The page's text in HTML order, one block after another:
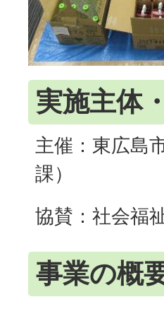
実施主体
主催：東広島
課）
協賛：社会福
事業の概